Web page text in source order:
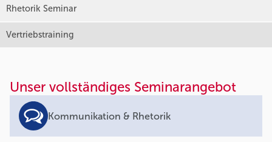
Rhetorik Seminar
Vertriebstraining
Unser vollständiges Seminarangebot
Kommunikation & Rhetorik